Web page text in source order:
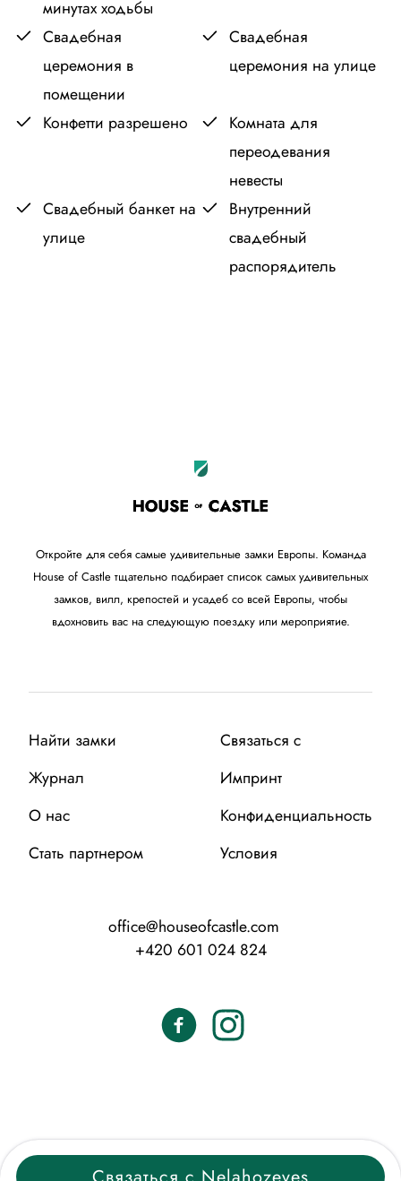
минутах ходьбы
Свадебная
церемония в
помещении
Свадебная
церемония на улице
Конфетти разрешено
Комната для
переодевания
невесты
Свадебный банкет на
улице
Внутренний
свадебный
распорядитель
Откройте для себя самые удивительные замки Европы. Команда
House of Castle тщательно подбирает список самых удивительных
замков, вилл, крепостей и усадеб со всей Европы, чтобы
вдохновить вас на следующую поездку или мероприятие.
Найти замки
Журнал
О нас
Стать партнером
Связаться с
Импринт
Конфиденциальность
Условия
office@houseofcastle.com
+420 601 024 824